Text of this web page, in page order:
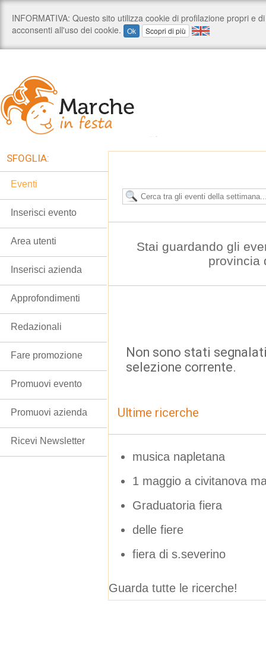
Stai guardando gli
provincia
Non sono stati
selezione corrente.
Ultime ricerche
musica napletana
1 maggio a civitanova
Graduatoria fiera
delle fiere
fiera di s.severino
Guarda tutte le ricerche!
SFOGLIA:
Eventi
Inserisci evento
Area utenti
Inserisci azienda
Approfondimenti
Redazionali
Fare promozione
Promuovi evento
Promuovi azienda
Ricevi Newsletter